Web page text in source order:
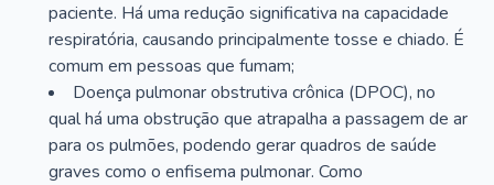
paciente. Há uma redução significativa na capacidade
respiratória, causando principalmente tosse e chiado. É
comum em pessoas que fumam;
Doença pulmonar obstrutiva crônica (DPOC), no
qual há uma obstrução que atrapalha a passagem de ar
para os pulmões, podendo gerar quadros de saúde
graves como o enfisema pulmonar. Como